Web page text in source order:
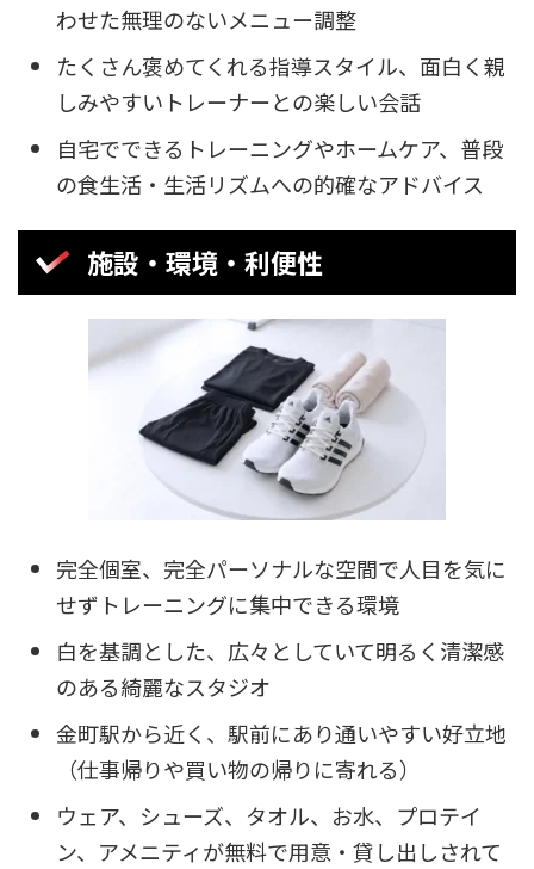
わせた無理のないメニュー調整
たくさん褒めてくれる指導スタイル、面白く親
しみやすいトレーナーとの楽しい会話
自宅でできるトレーニングやホームケア、普段
の食生活・生活リズムへの的確なアドバイス
施設・環境・利便性
完全個室、完全パーソナルな空間で人目を気に
せずトレーニングに集中できる環境
白を基調とした、広々としていて明るく清潔感
のある綺麗なスタジオ
金町駅から近く、駅前にあり通いやすい好立地
（仕事帰りや買い物の帰りに寄れる）
ウェア、シューズ、タオル、お水、プロテイ
ン、アメニティが無料で用意・貸し出しされて